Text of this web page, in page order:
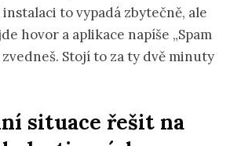
to vypadá zbytečně, ale
hovor a aplikace napíše „Spam
Stojí to za ty dvě minuty
situace řešit na